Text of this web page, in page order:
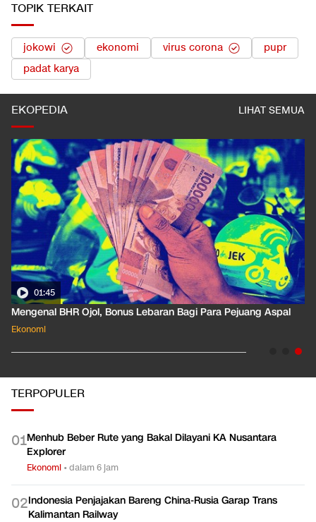
TOPIK TERKAIT
jokowi ekonomi virus corona
pupr
padat karya
EKOPEDIA LIHAT SEMUA
01:45
Mengenal BHR Ojol, Bonus Lebaran Bagi Para Pejuang Aspal
Ekonomi
TERPOPULER
01Menhub Beber Rute yang Bakal Dilayani KA Nusantara
Explorer
Ekonomi •dalam 6 jam
02Indonesia Penjajakan Bareng China-Rusia Garap Trans
Kalimantan Railway